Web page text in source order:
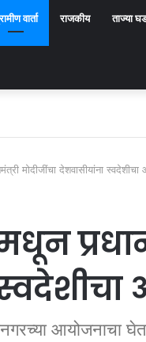
वार्ता राजकीय ताज्या
मोदीजींचा देशवासीयांना
आयोजनाचा